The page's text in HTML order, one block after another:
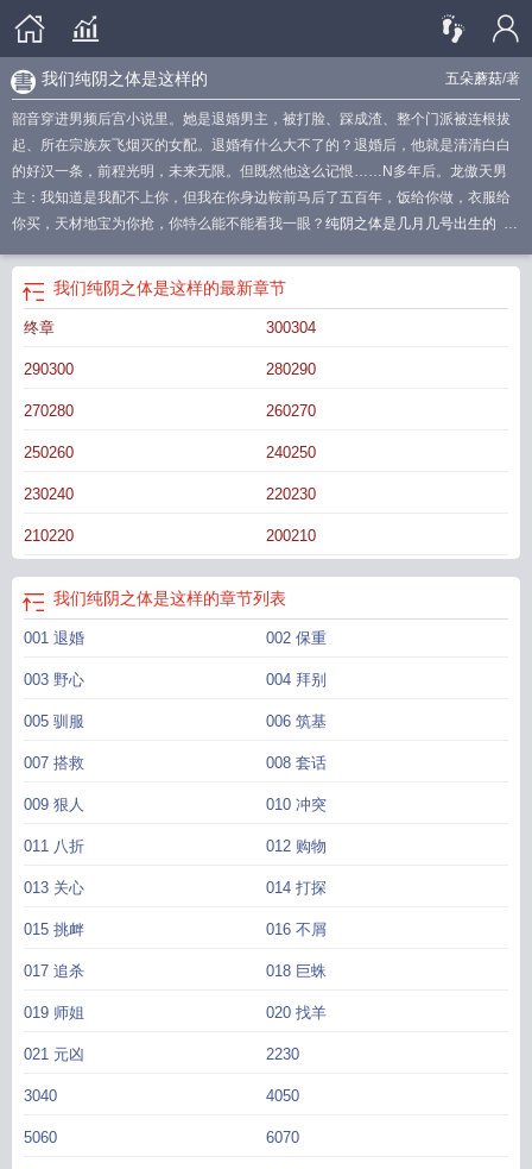
五朵蘑菇/著
我们纯阴之体是这样的
韶音穿进男频后宫小说里。她是退婚男主，被打脸、踩成渣、整个门派被连根拔
起、所在宗族灰飞烟灭的女配。退婚有什么大不了的？退婚后，他就是清清白白
的好汉一条，前程光明，未来无限。但既然他这么记恨……N多年后。龙傲天男
主：我知道是我配不上你，但我在你身边鞍前马后了五百年，饭给你做，衣服给
你买，天材地宝为你抢，你特么能不能看我一眼？ 纯阴之体是几月几号出生的 纯
么是纯阴之体
纯阴之体是什么意思 我们纯阴之体是这样的最新章节顶点
体为什么命不好
身是什么意思
我们纯阴之体是这样的吗纯阴之人
的我们纯阴之体是这样的韶音叶辰 纯阴之体纯阳之躯是什么意思
嘛我们纯阴之体是这样的韶音叶辰22 纯阴之气什么意思
趣笔阁我们纯阴之体是这样的韶音结局我们纯阴之体是这样的书迷村
身我们纯阴之体是这样的306 纯阴之气是什么我们纯阴之体是这样的男主是
谁纯阴之体是什么意思呢什么是纯阴体制纯阴的意思纯阴之地是什么意思纯
阴之体的人什么特征纯阴之物有哪些纯阴之体是什么
趣阁我们纯阴之体是这样的五朵蘑菇纯阴之气是什么意思我们纯阴之体是这样
的无弹窗 笔趣阁
纯阴之体是什么时候出生
我们纯阴之体是这样的最新章节
终章 300304
290300 280290
270280 260270
250260 240250
230240 220230
210220 200210
我们纯阴之体是这样的章节列表
001 退婚 002 保重
003 野心 004 拜别
005 驯服 006 筑基
007 搭救 008 套话
009 狠人 010 冲突
011 八折 012 购物
013 关心 014 打探
015 挑衅 016 不屑
017 追杀 018 巨蛛
019 师姐 020 找羊
021 元凶 2230
3040 4050
5060 6070